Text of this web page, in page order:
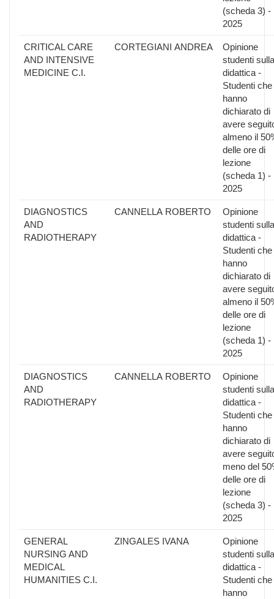
(scheda 3) -
2025
CRITICAL CARE
AND INTENSIVE
MEDICINE C.I.
CORTEGIANI ANDREA
Opinione
studenti sulla
didattica -
Studenti che
hanno
dichiarato di
avere
almeno il
delle ore di
lezione
(scheda 1) -
2025
DIAGNOSTICS
AND
RADIOTHERAPY
CANNELLA ROBERTO
Opinione
studenti sulla
didattica -
Studenti che
hanno
dichiarato di
avere
almeno il
delle ore di
lezione
(scheda 1) -
2025
DIAGNOSTICS
AND
RADIOTHERAPY
CANNELLA ROBERTO
Opinione
studenti sulla
didattica -
Studenti che
hanno
dichiarato di
avere
meno del
delle ore di
lezione
(scheda 3) -
2025
GENERAL
NURSING AND
MEDICAL
HUMANITIES C.I.
ZINGALES IVANA
Opinione
studenti sulla
didattica -
Studenti che
hanno